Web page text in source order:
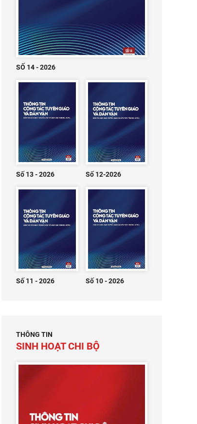
SỐ 14 - 2026
Số 13 - 2026 Số 12-2026
Số 11 - 2026 Số 10 - 2026
THÔNG TIN
SINH HOẠT CHI BỘ